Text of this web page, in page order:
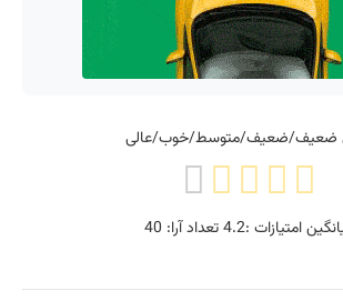
ضعیف/ضعیف/متوسط/خوب/عالی
امتیازات :4.2تعداد آرا: 40